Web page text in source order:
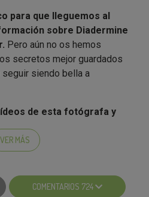
para que lleguemos al
sobre Diadermine
Pero aún no os hemos
secretos mejor guardados
siendo bella a
de esta fotógrafa y
VER MÁS
COMENTARIOS 724